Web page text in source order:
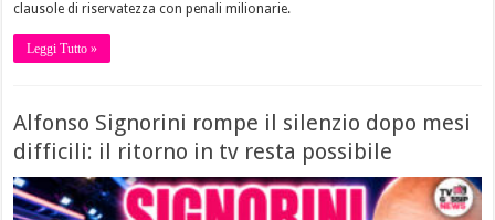
clausole di riservatezza con penali milionarie.
Leggi Tutto »
Alfonso Signorini rompe il silenzio dopo mesi
difficili: il ritorno in tv resta possibile